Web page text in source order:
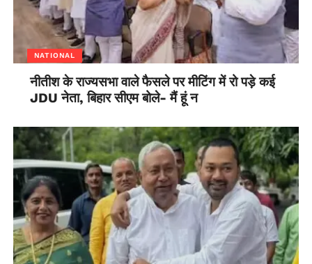
NATIONAL
नीतीश के राज्यसभा वाले फैसले पर मीटिंग में रो पड़े कई
JDU नेता, बिहार सीएम बोले- मैं हूं न